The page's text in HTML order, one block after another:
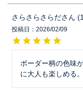
さらさらさらだ
投稿日
2026/02/09
ボーダー柄の色味
に大人も楽しめる